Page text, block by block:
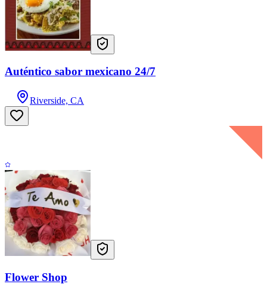
Auténtico sabor mexicano 24/7
Riverside, CA
Flower Shop